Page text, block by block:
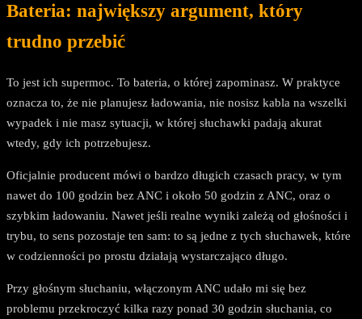
Bateria: największy argument, który
trudno przebić
To jest ich supermoc. To bateria, o której zapominasz. W praktyce
oznacza to, że nie planujesz ładowania, nie nosisz kabla na wszelki
wypadek i nie masz sytuacji, w której słuchawki padają akurat
wtedy, gdy ich potrzebujesz.
Oficjalnie producent mówi o bardzo długich czasach pracy, w tym
nawet do 100 godzin bez ANC i około 50 godzin z ANC, oraz o
szybkim ładowaniu. Nawet jeśli realne wyniki zależą od głośności i
trybu, to sens pozostaje ten sam: to są jedne z tych słuchawek, które
w codzienności po prostu działają wystarczająco długo.
Przy głośnym słuchaniu, włączonym ANC udało mi się bez
problemu przekroczyć kilka razy ponad 30 godzin słuchania, co